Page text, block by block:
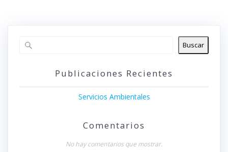
Buscar
Publicaciones Recientes
Servicios Ambientales
Comentarios
No hay comentarios que mostrar.